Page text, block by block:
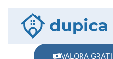
VALORA